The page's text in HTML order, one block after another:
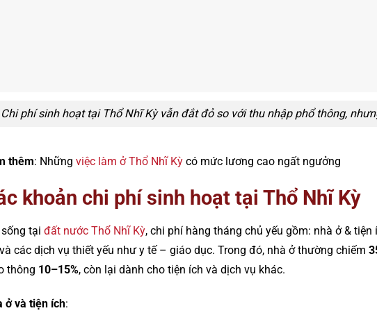
Chi phí sinh hoạt tại Thổ Nhĩ Kỳ vẫn đắt đỏ so với thu nhập phổ thông,
thêm: Những việc làm ở Thổ Nhĩ Kỳ có mức lương cao ngất ngưởng
khoản chi phí sinh hoạt tại Thổ Nhĩ Kỳ
tại đất nước Thổ Nhĩ Kỳ, chi phí hàng tháng chủ yếu gồm: nhà ở &
các dịch vụ thiết yếu như y tế – giáo dục. Trong đó, nhà ở thường chiếm
thông 10–15%, còn lại dành cho tiện ích và dịch vụ khác.
ở và tiện ích: